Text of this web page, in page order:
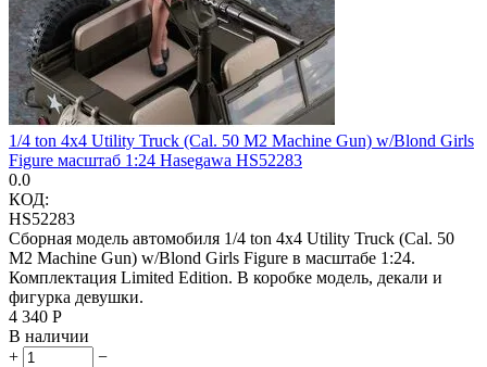
1/4 ton 4x4 Utility Truck (Cal. 50 M2 Machine Gun) w/Blond Girls
Figure масштаб 1:24 Hasegawa HS52283
0.0
КОД:
HS52283
Сборная модель автомобиля 1/4 ton 4x4 Utility Truck (Cal. 50
M2 Machine Gun) w/Blond Girls Figure в масштабе 1:24.
Комплектация Limited Edition. В коробке модель, декали и
фигурка девушки.
4 340 Р
В наличии
+
−